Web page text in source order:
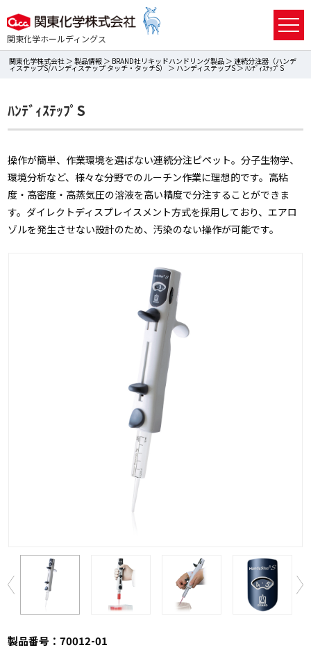
関東化学ホールディングス
関東化学株式会社 ＞製品情報 ＞ BRAND社リキッドハンドリング製品 ＞連続分注器（ハンデ
ィステップS/ハンディステップ タッチ・タッチS） ＞ ハンディステップS＞ ﾊﾝﾃﾞｨｽﾃｯﾌﾟS
ﾊﾝﾃﾞｨｽﾃｯﾌﾟS
操作が簡単、作業環境を選ばない連続分注ピペット。分子生物学、
環境分析など、様々な分野でのルーチン作業に理想的です。高粘
度・高密度・高蒸気圧の溶液を高い精度で分注することができま
す。ダイレクトディスプレイスメント方式を採用しており、エアロ
ゾルを発生させない設計のため、汚染のない操作が可能です。
製品番号：70012-01